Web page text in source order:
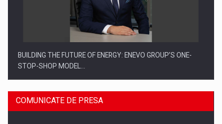
BUILDING THE FUTURE OF ENERGY: ENEVO GROUP’S ONE-
STOP-SHOP MODEL…
COMUNICATE DE PRESA